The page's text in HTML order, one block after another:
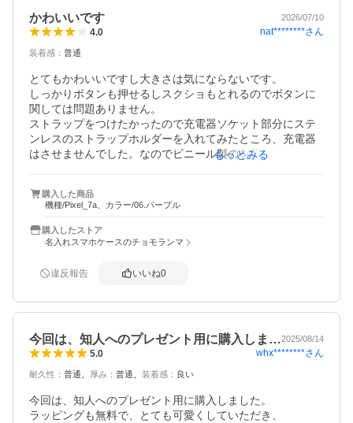
かわいいです 2026/07/10
4.0 nat********さん
装着感 ： 普通
とてもかわいいですし大きさは気にならないです。
しっかりボタンも押せるしスクショもとれるのでボタンに
関しては問題ありません。
ストラップをつけたかったので充電器ソケット部分にステ
ンレスのストラップホルダーを入れてみたところ、充電器
はさせませんでした。なのでビニール製のを買いなおし使
耐久性はまだわかりませんので★１つ減らしましたが
とても気に入りました。
もっとみる
購入した商品
機種/Pixel_7a、カラー/06.パープル
購入したストア
名入れスマホケースのチョモランマ
違反報告 いいね0
今回は、知人へのプレゼント用に購入しま…2025/08/14
5.0 whx********さん
耐久性 ： 普通 厚み ： 普通 装着感 ： 良い
今回は、知人へのプレゼント用に購入しました。
ラッピングも無料で、とても可愛くしていただき、